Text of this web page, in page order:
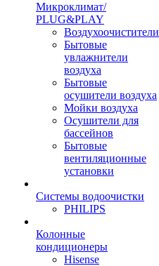
Микроклимат/
PLUG&PLAY
Воздухоочистители
Бытовые
увлажнители
воздуха
Бытовые
осушители воздуха
Мойки воздуха
Осушители для
бассейнов
Бытовые
вентиляционные
установки
Системы водоочистки
PHILIPS
Колонные
кондиционеры
Hisense